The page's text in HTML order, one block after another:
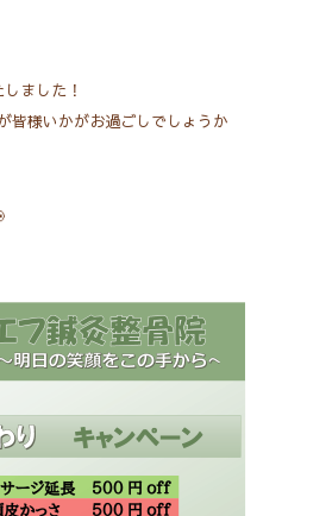
ました！
皆様いかがお過ごしでしょうか